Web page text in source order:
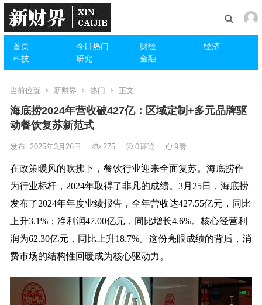
首页 今日热门 财经
经济
科技
研究 金融
当前位置 新财界 热门 正文
海底捞2024年营收破427亿：区域定制+多元品牌驱
动餐饮复苏新范式
发布: 2025年3月26日 275 0评论 9赞
在政策暖风的吹拂下，餐饮行业迎来全面复苏。海底捞作
为行业标杆，2024年取得了非凡的成绩。3月25日，海底捞
发布了2024年年度业绩报告，全年营收达427.55亿元，同比
上升3.1%；净利润47.00亿元，同比增长4.6%。核心经营利
润为62.30亿元，同比上升18.7%。这份亮眼成绩的背后，消
费市场的结构性回暖成为核心驱动力。